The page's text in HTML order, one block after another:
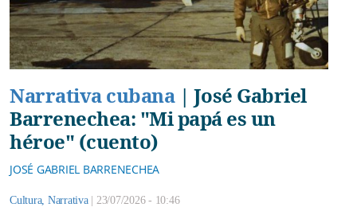
Narrativa cubana| José Gabriel
Barrenechea: "Mi papá es un
héroe" (cuento)
JOSÉ GABRIEL BARRENECHEA
Cultura, Narrativa | 23/07/2026 - 10:46